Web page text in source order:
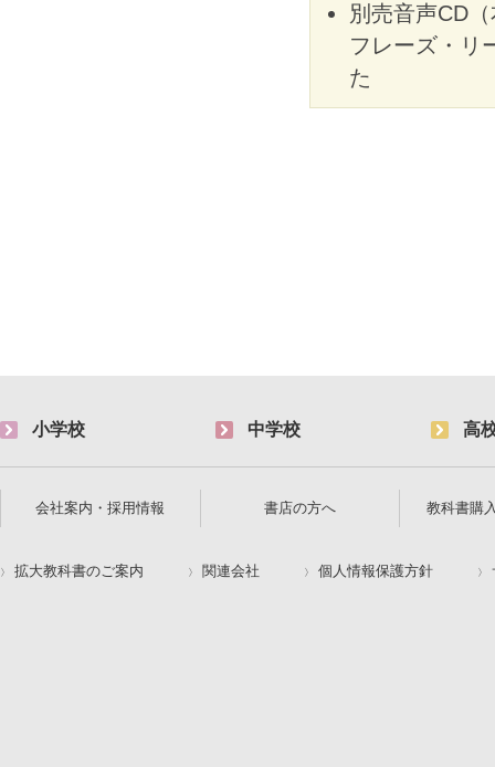
別売音声CD
フレーズ・リ
た
小学校 中学校 高
会社案内・採用情報 書店の方へ 教科書購
拡大教科書のご案内 関連会社 個人情報保護方針